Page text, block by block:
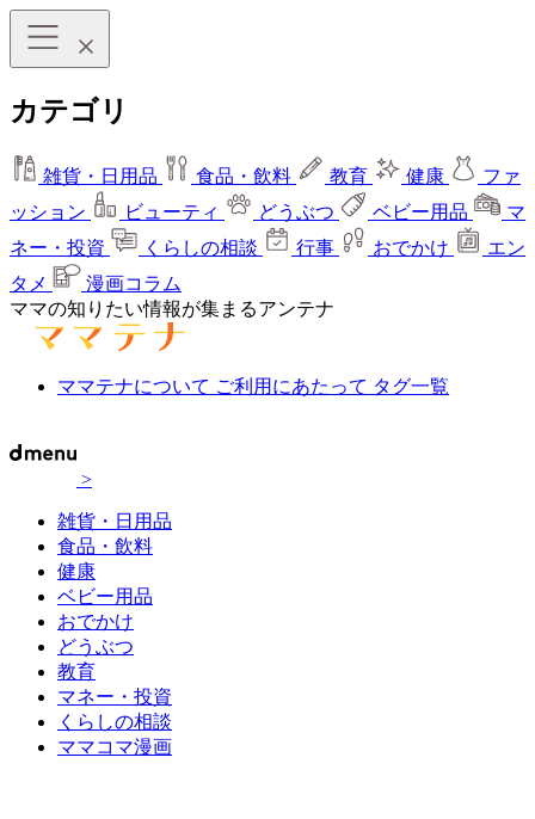
カテゴリ
雑貨・日用品 食品・飲料 教育 健康
ファ
ッション
ビューティ どうぶつ ベビー用品
マ
ネー・投資
くらしの相談 行事 おでかけ
エン
タメ
漫画コラム
ママの知りたい情報が集まるアンテナ
ママテナについて ご利用にあたって タグ一覧
>
雑貨・日用品
食品・飲料
健康
ベビー用品
おでかけ
どうぶつ
教育
マネー・投資
くらしの相談
ママコマ漫画